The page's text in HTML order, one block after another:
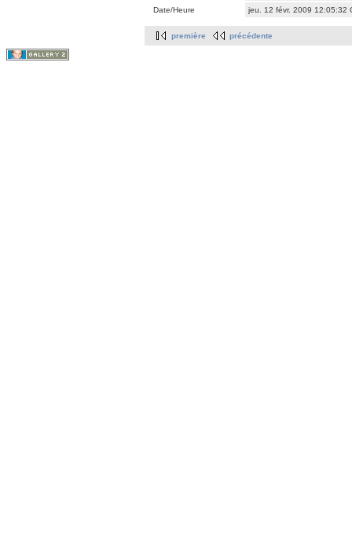
Date/Heure
jeu. 12 févr. 2009 12:05:32
première précédente